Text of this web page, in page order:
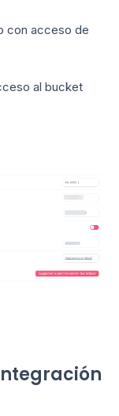
con acceso de
al bucket